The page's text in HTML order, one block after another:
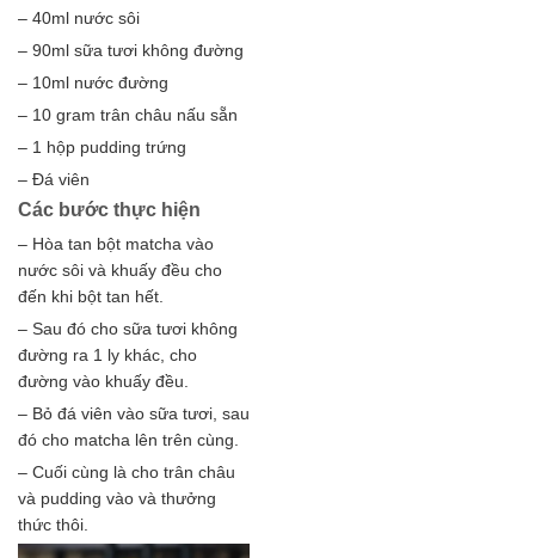
– 40ml nước sôi
– 90ml sữa tươi không đường
– 10ml nước đường
– 10 gram trân châu nấu sẵn
– 1 hộp pudding trứng
– Đá viên
Các bước thực hiện
– Hòa tan bột matcha vào
nước sôi và khuấy đều cho
đến khi bột tan hết.
– Sau đó cho sữa tươi không
đường ra 1 ly khác, cho
đường vào khuấy đều.
– Bỏ đá viên vào sữa tươi, sau
đó cho matcha lên trên cùng.
– Cuối cùng là cho trân châu
và pudding vào và thưởng
thức thôi.